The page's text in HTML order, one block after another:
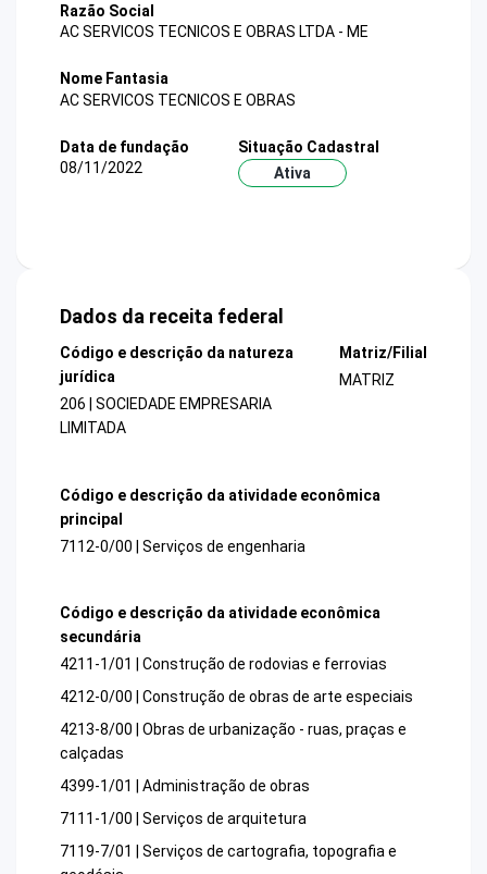
Razão Social
AC SERVICOS TECNICOS E OBRAS LTDA - ME
Nome Fantasia
AC SERVICOS TECNICOS E OBRAS
Data de fundação
08/11/2022
Situação Cadastral
Ativa
Dados da receita federal
Código e descrição da natureza
jurídica
206 | SOCIEDADE EMPRESARIA
LIMITADA
Matriz/Filial
MATRIZ
Código e descrição da atividade econômica
principal
7112-0/00 | Serviços de engenharia
Código e descrição da atividade econômica
secundária
4211-1/01 | Construção de rodovias e ferrovias
4212-0/00 | Construção de obras de arte especiais
4213-8/00 | Obras de urbanização - ruas, praças e
calçadas
4399-1/01 | Administração de obras
7111-1/00 | Serviços de arquitetura
7119-7/01 | Serviços de cartografia, topografia e